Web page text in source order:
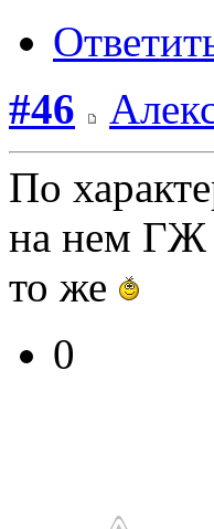
#46
По
на нем ГЖ
то же
0